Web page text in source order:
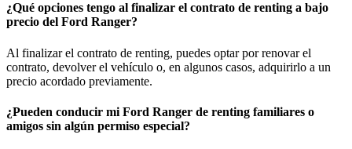
¿Qué opciones tengo al finalizar el contrato de renting a bajo
precio del Ford Ranger?
Al finalizar el contrato de renting, puedes optar por renovar el
contrato, devolver el vehículo o, en algunos casos, adquirirlo a un
precio acordado previamente.
¿Pueden conducir mi Ford Ranger de renting familiares o
amigos sin algún permiso especial?